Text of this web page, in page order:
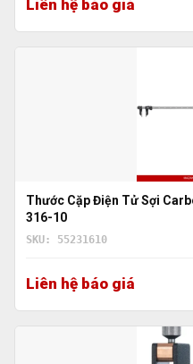
Liên hệ báo giá
Thước Cặp Điện Tử Sợi
316-10
SKU: 55231610
Liên hệ báo giá